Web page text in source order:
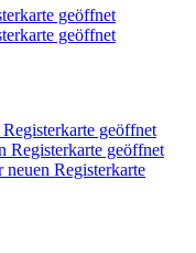
geöffnet
geöffnet
geöffnet
Registerkarte geöffnet
Registerkarte